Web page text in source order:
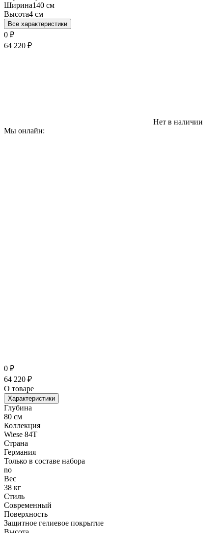
Ширина140 см
Высота4 см
Все характеристики
0 ₽
64 220 ₽
Нет в наличии
Мы онлайн:
0 ₽
64 220 ₽
О товаре
Характеристики
Глубина
80 см
Коллекция
Wiese 84T
Страна
Германия
Только в составе набора
no
Вес
38 кг
Стиль
Современный
Поверхность
Защитное гелиевое покрытие